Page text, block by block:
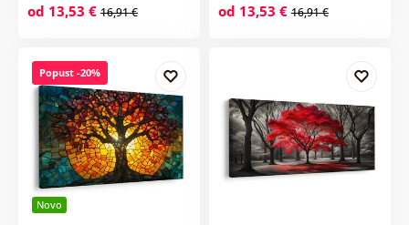
od 13,53 € 16,91 € od 13,53 € 16,91 €
Novo
Popust -20%